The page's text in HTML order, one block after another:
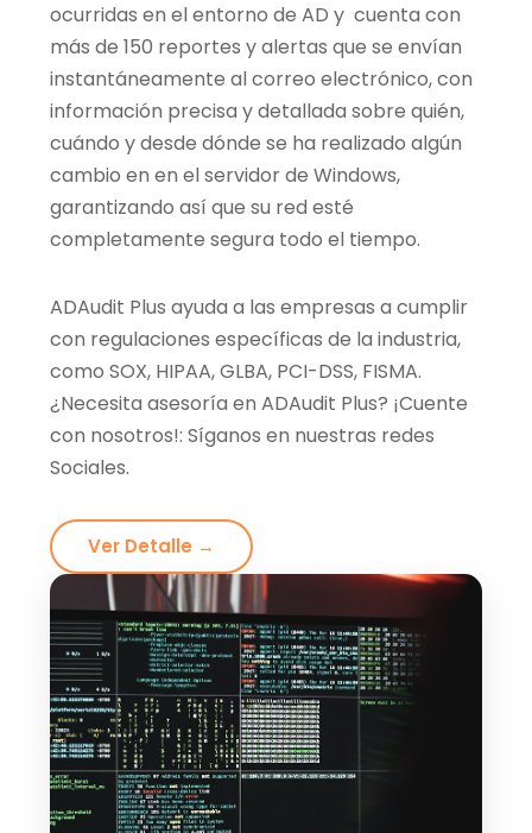
ocurridas en el entorno de AD y cuenta con
más de 150 reportes y alertas que se envían
instantáneamente al correo electrónico, con
información precisa y detallada sobre quién,
cuándo y desde dónde se ha realizado algún
cambio en en el servidor de Windows,
garantizando así que su red esté
completamente segura todo el tiempo.
ADAudit Plus ayuda a las empresas a cumplir
con regulaciones específicas de la industria,
como SOX, HIPAA, GLBA, PCI-DSS, FISMA.
¿Necesita asesoría en ADAudit Plus? ¡Cuente
con nosotros!: Síganos en nuestras redes
Sociales.
Ver Detalle →